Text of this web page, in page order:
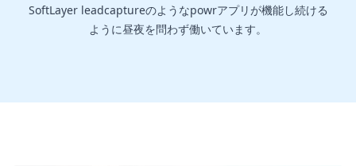
SoftLayer leadcaptureのようなpowrアプリが機能し続ける
ように昼夜を問わず働いています。